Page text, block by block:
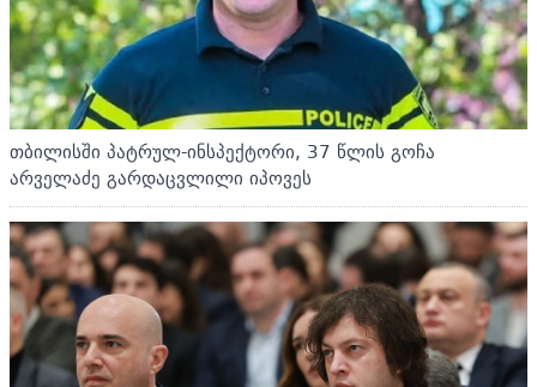
თბილისში პატრულ-ინსპექტორი, 37 წლის გოჩა
არველაძე გარდაცვლილი იპოვეს